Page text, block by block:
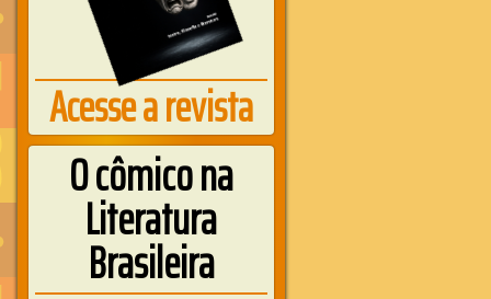
Acesse a revista
O cômico na
Literatura
Brasileira